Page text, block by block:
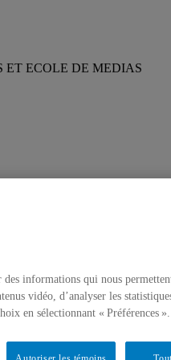
ET ECOLE DE MEDIAS
informations qui nous
vidéo, d’analyser les
en sélectionnant « Préférences ».